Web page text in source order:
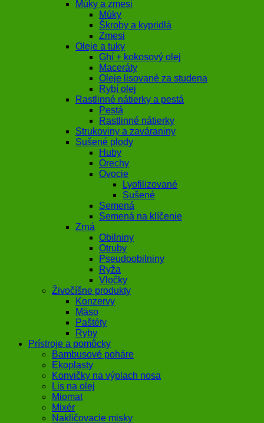
Múky a zmesi
Múky
Škroby a kypridlá
Zmesi
Oleje a tuky
Ghí + kokosový olej
Maceráty
Oleje lisované za studena
Rybí olej
Rastlinné nátierky a pestá
Pestá
Rastlinné nátierky
Strukoviny a zaváraniny
Sušené plody
Huby
Orechy
Ovocie
Lyofilizované
Sušené
Semená
Semená na klíčenie
Zrná
Obilniny
Otruby
Pseudoobilniny
Ryža
Vločky
Živočíšne produkty
Konzervy
Mäso
Paštéty
Ryby
Prístroje a pomôcky
Bambusové poháre
Ekoplasty
Konvičky na výplach nosa
Lis na olej
Miomat
Mixér
Nakličovacie misky